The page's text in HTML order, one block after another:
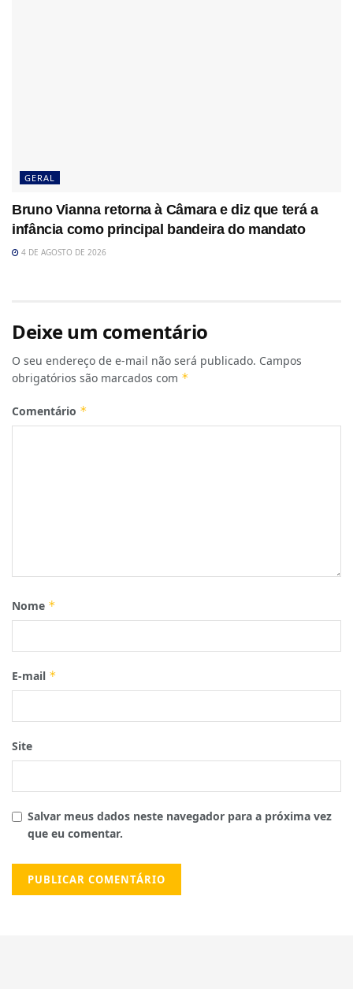
GERAL
Bruno Vianna retorna à Câmara e diz que terá a
infância como principal bandeira do mandato
4 DE AGOSTO DE 2026
Deixe um comentário
O seu endereço de e-mail não será publicado. Campos
obrigatórios são marcados com *
Comentário *
Nome *
E-mail *
Site
Salvar meus dados neste navegador para a próxima vez
que eu comentar.